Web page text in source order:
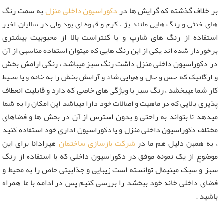
بر خلاف گذشته که گرایش ها دردکوراسیون داخلی منزلبه سمت رنگ
های خنثی و رنگ هایی مانند بژ ، کرم و قهوه ای بود ولی در سالیان اخیر
استفاده از رنگ های شارپ و با کنتراست بالا از محبوبیت بیشتری
برخوردار شده اند یکی از این رنگ هایی که میتوان استفاده مناسبی از آن
در دکوراسیون داخلی منزل داشت رنگ سبز میباشد ، رنگی ارامش بخش
و ارگانیک که حس و حال و هوایی شاد و آرامش بخش را به خانه و یا محیط
کار شما میبخشد ، رنگ سبز با ویژگی های خاصی که دارد و قابلیت انعطاف
پذیری بالایی که در ماهیت و اصالات خود دارا میباشد این امکان را به شما
میدهد تا بتواند به راحتی و بدون استرس از آن در بخش ها و فضاهای
مختلف دکوراسیون داخلی منزل و یا دکوراسیون اداری خود استفاده کنید
، به همین دلیل هم ما درشرکت بازسازی ساختمان هیرادانا برای این
موضوع از یک نمونه موفق در دکوراسیون داخلی که با استفاده از رنگ
سبز و سبک مینیمال توانسته است زیبایی و جذابیتی خاص را به محیط و
فضای داخلی خانه خود ببخشد را بررسی کنیم پس در ادامه با ما همراه
باشید .